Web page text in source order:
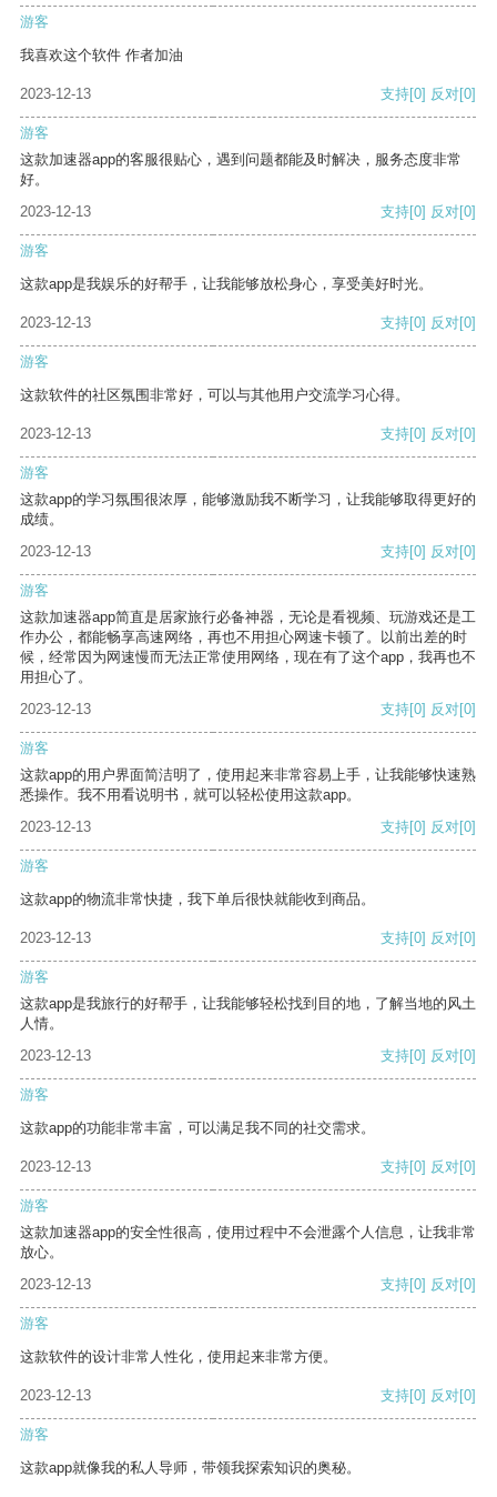
游客
我喜欢这个软件 作者加油
2023-12-13 支持[0] 反对[0]
游客
这款加速器app的客服很贴心，遇到问题都能及时解决，服务态度非常
好。
2023-12-13
支持[0] 反对[0]
游客
这款app是我娱乐的好帮手，让我能够放松身心，享受美好时光。
2023-12-13 支持[0] 反对[0]
游客
这款软件的社区氛围非常好，可以与其他用户交流学习心得。
2023-12-13 支持[0] 反对[0]
游客
这款app的学习氛围很浓厚，能够激励我不断学习，让我能够取得更好的
成绩。
2023-12-13
支持[0] 反对[0]
游客
这款加速器app简直是居家旅行必备神器，无论是看视频、玩游戏还是工
作办公，都能畅享高速网络，再也不用担心网速卡顿了。以前出差的时
候，经常因为网速慢而无法正常使用网络，现在有了这个app，我再也不
用担心了。
2023-12-13
支持[0] 反对[0]
游客
这款app的用户界面简洁明了，使用起来非常容易上手，让我能够快速熟
悉操作。我不用看说明书，就可以轻松使用这款app。
2023-12-13
支持[0] 反对[0]
游客
这款app的物流非常快捷，我下单后很快就能收到商品。
2023-12-13 支持[0] 反对[0]
游客
这款app是我旅行的好帮手，让我能够轻松找到目的地，了解当地的风土
人情。
2023-12-13
支持[0] 反对[0]
游客
这款app的功能非常丰富，可以满足我不同的社交需求。
2023-12-13 支持[0] 反对[0]
游客
这款加速器app的安全性很高，使用过程中不会泄露个人信息，让我非常
放心。
2023-12-13
支持[0] 反对[0]
游客
这款软件的设计非常人性化，使用起来非常方便。
2023-12-13 支持[0] 反对[0]
游客
这款app就像我的私人导师，带领我探索知识的奥秘。